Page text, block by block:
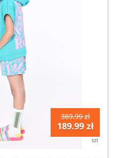
369.99 zł
189.99 zł
szt